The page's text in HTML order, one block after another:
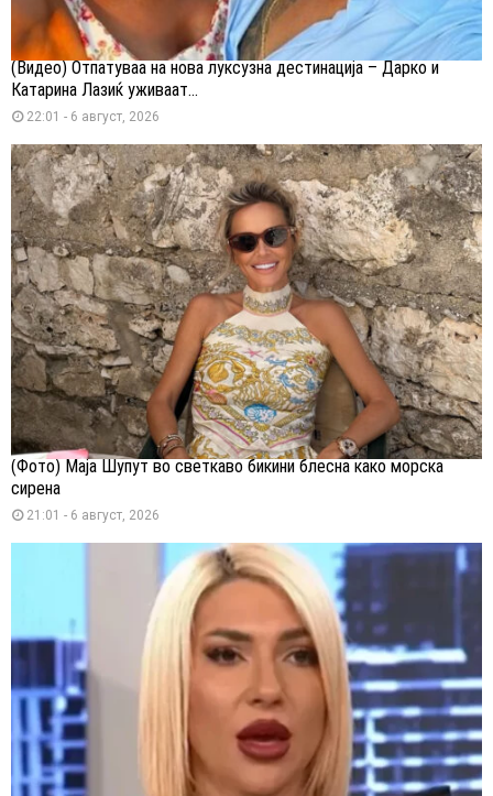
(Видео) Отпатуваа на нова луксузна дестинација – Дарко и
Катарина Лазиќ уживаат...
22:01 - 6 август, 2026
(Фото) Маја Шупут во светкаво бикини блесна како морска
сирена
21:01 - 6 август, 2026